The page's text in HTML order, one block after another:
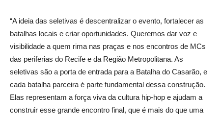
“A ideia das seletivas é descentralizar o evento, fortalecer as
batalhas locais e criar oportunidades. Queremos dar voz e
visibilidade a quem rima nas praças e nos encontros de MCs
das periferias do Recife e da Região Metropolitana. As
seletivas são a porta de entrada para a Batalha do Casarão, e
cada batalha parceira é parte fundamental dessa construção.
Elas representam a força viva da cultura hip-hop e ajudam a
construir esse grande encontro final, que é mais do que uma